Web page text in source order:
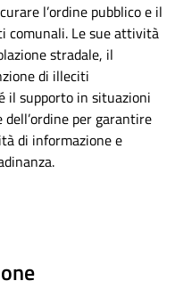
l’ordine pubblico e il
comunali. Le sue attività
stradale, il
di illeciti
il supporto in situazioni
dell’ordine per garantire
di informazione e